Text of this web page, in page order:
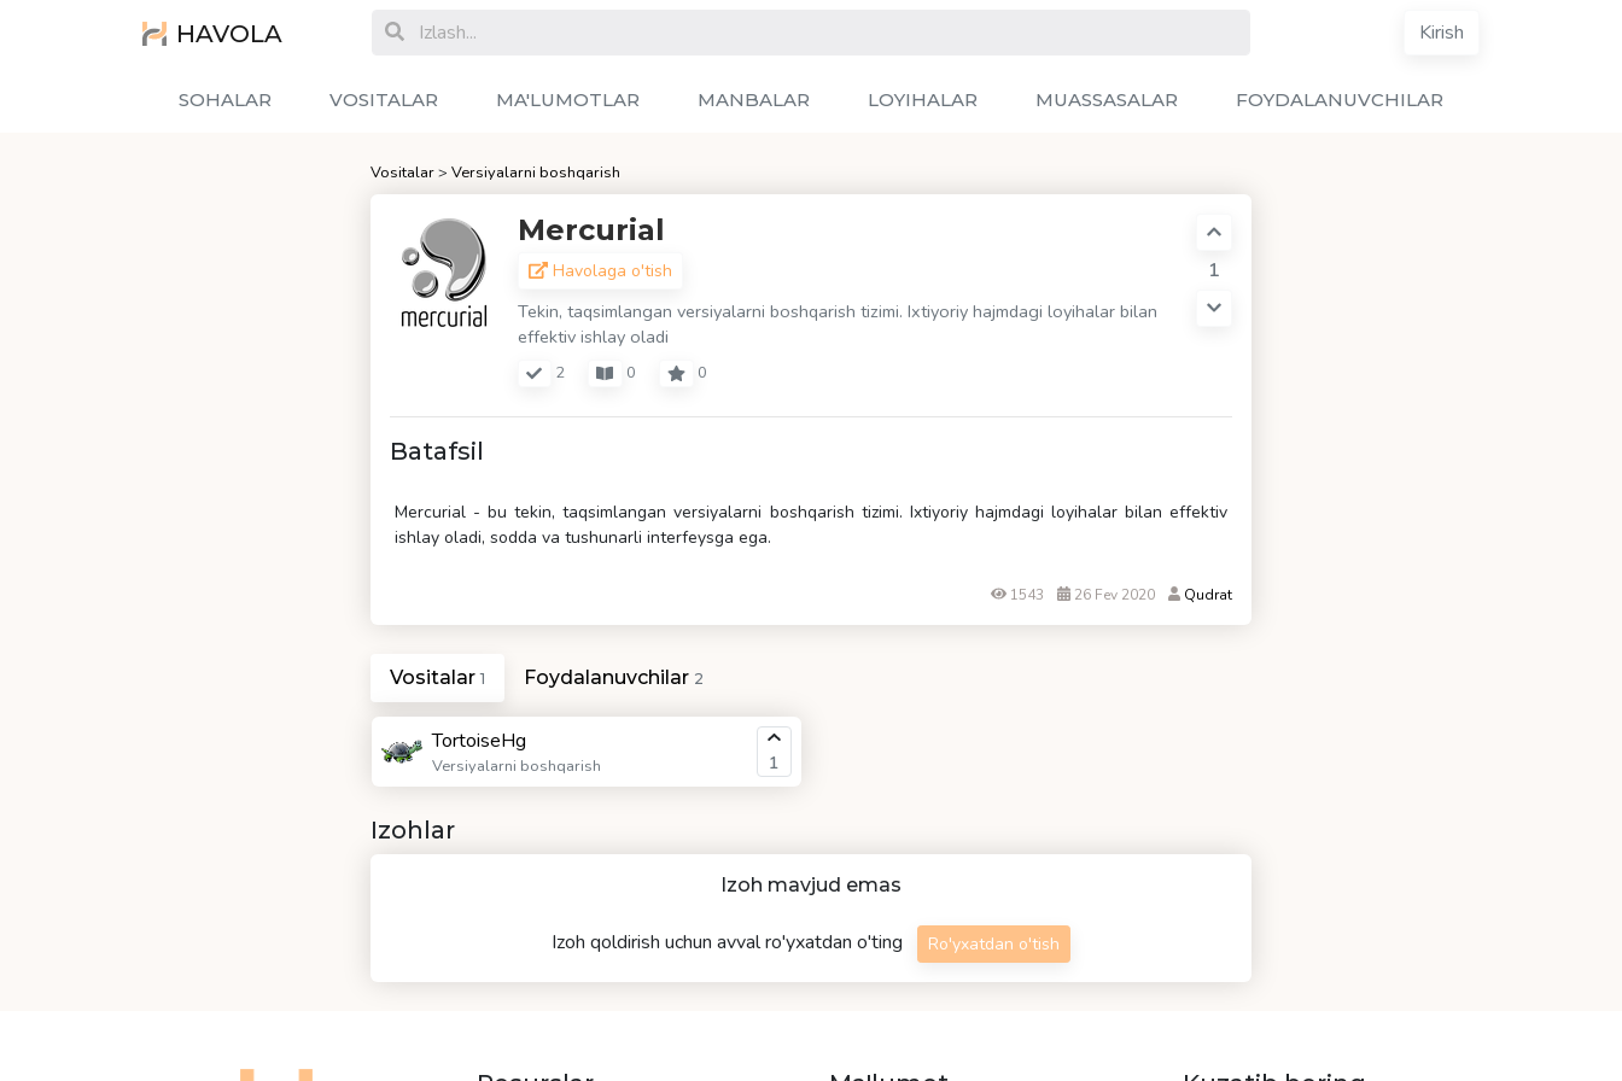
HAVOLA Kirish
SOHALAR VOSITALAR MA'LUMOTLAR MANBALAR LOYIHALAR MUASSASALAR FOYDALANUVCHILAR
Vositalar> Versiyalarni boshqarish
Mercurial
Havolaga o'tish
Tekin, taqsimlangan versiyalarni boshqarish tizimi. Ixtiyoriy hajmdagi loyihalar bilan
effektiv ishlay oladi
2 0 0
1
Batafsil
Mercurial - bu tekin, taqsimlangan versiyalarni boshqarish tizimi. Ixtiyoriy hajmdagi loyihalar bilan effektiv
ishlay oladi, sodda va tushunarli interfeysga ega.
1543 26 Fev 2020 Qudrat
Vositalar1 Foydalanuvchilar 2
TortoiseHg
Versiyalarni boshqarish 1
Izohlar
Izoh mavjud emas
Izoh qoldirish uchun avval ro'yxatdan o'ting Ro'yxatdan o'tish